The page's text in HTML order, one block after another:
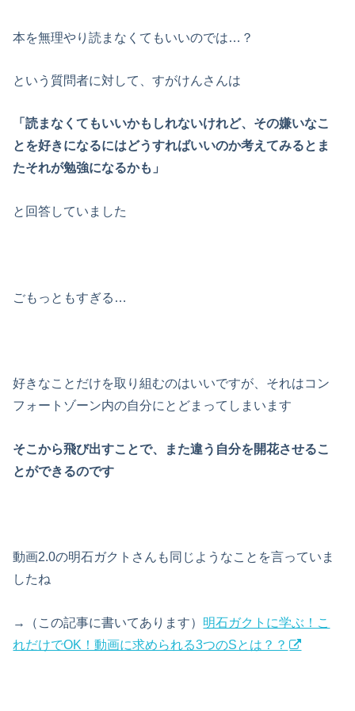
本を無理やり読まなくてもいいのでは…？
という質問者に対して、すがけんさんは
「読まなくてもいいかもしれないけれど、その嫌いなこ
とを好きになるにはどうすればいいのか考えてみるとま
たそれが勉強になるかも」
と回答していました
ごもっともすぎる…
好きなことだけを取り組むのはいいですが、それはコン
フォートゾーン内の自分にとどまってしまいます
そこから飛び出すことで、また違う自分を開花させるこ
とができるのです
動画2.0の明石ガクトさんも同じようなことを言っていま
したね
→（この記事に書いてあります） 明石ガクトに学ぶ！こ
れだけでOK！動画に求められる3つのSとは？？